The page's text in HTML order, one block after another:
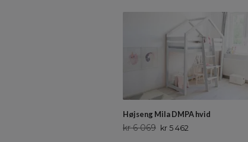
Højseng Mila DMPA hvid
kr 6 069 kr 5 462